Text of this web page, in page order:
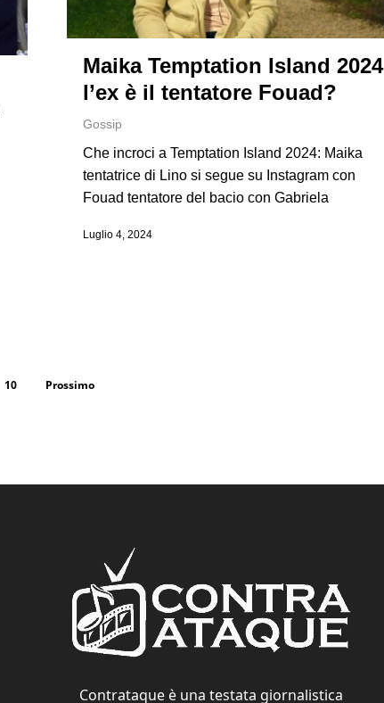
Maika Temptation Island 2024
l’ex è il tentatore Fouad?
Gossip
Che incroci a Temptation Island 2024: Maika
tentatrice di Lino si segue su Instagram con
Fouad tentatore del bacio con Gabriela
Luglio 4, 2024
10 Prossimo
Contrataque è una testata giornalistica